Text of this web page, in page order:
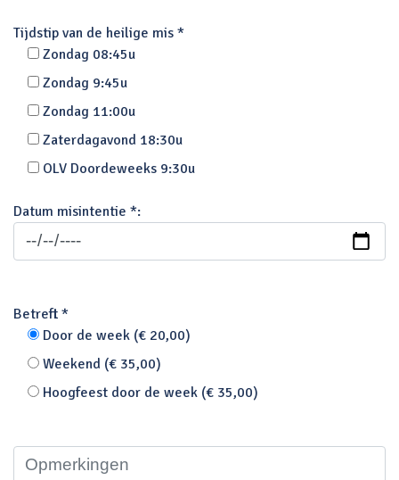
Tijdstip van de heilige mis *
Zondag 08:45u
Zondag 9:45u
Zondag 11:00u
Zaterdagavond 18:30u
OLV Doordeweeks 9:30u
Datum misintentie *:
Betreft *
Door de week (€ 20,00)
Weekend (€ 35,00)
Hoogfeest door de week (€ 35,00)